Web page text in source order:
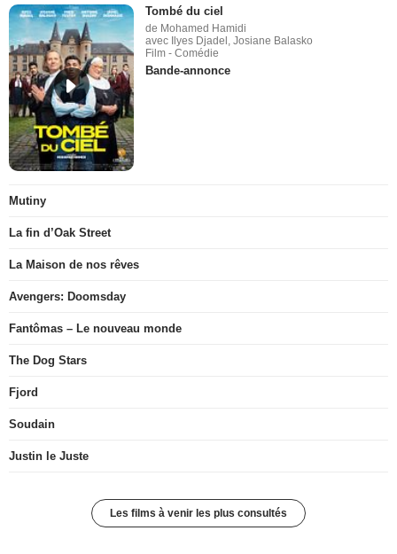
Tombé du ciel
de Mohamed Hamidi
avec Ilyes Djadel, Josiane Balasko
Film - Comédie
Bande-annonce
Mutiny
La fin d’Oak Street
La Maison de nos rêves
Avengers: Doomsday
Fantômas – Le nouveau monde
The Dog Stars
Fjord
Soudain
Justin le Juste
Les films à venir les plus consultés